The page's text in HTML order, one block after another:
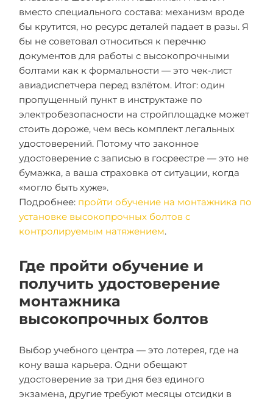
вместо специального состава: механизм вроде
бы крутится, но ресурс деталей падает в разы. Я
бы не советовал относиться к перечню
документов для работы с высокопрочными
болтами как к формальности — это чек-лист
авиадиспетчера перед взлётом. Итог: один
пропущенный пункт в инструктаже по
электробезопасности на стройплощадке может
стоить дороже, чем весь комплект легальных
удостоверений. Потому что законное
удостоверение с записью в госреестре — это не
бумажка, а ваша страховка от ситуации, когда
«могло быть хуже».
Подробнее: пройти обучение на монтажника по
установке высокопрочных болтов с
контролируемым натяжением.
Где пройти обучение и
получить удостоверение
монтажника
высокопрочных болтов
Выбор учебного центра — это лотерея, где на
кону ваша карьера. Одни обещают
удостоверение за три дня без единого
экзамена, другие требуют месяцы отсидки в